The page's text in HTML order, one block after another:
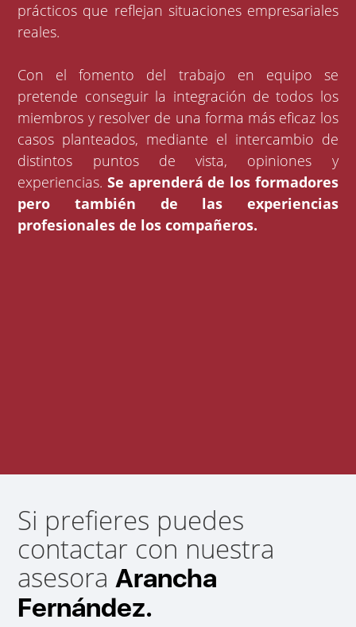
prácticos que reflejan situaciones empresariales
reales.
Con el fomento del trabajo en equipo se
pretende conseguir la integración de todos los
miembros y resolver de una forma más eficaz los
casos planteados, mediante el intercambio de
distintos puntos de vista, opiniones y
experiencias.Se aprenderá de los formadores
pero también de las experiencias
profesionales de los compañeros.
Si prefieres puedes
contactar con nuestra
asesoraArancha
Fernández.